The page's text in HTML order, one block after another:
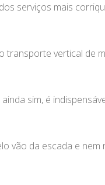
serviços mais
transporte vertical
sim, é
vão da escada e